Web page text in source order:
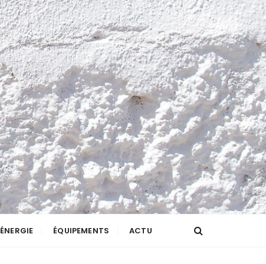
ÉNERGIE ÉQUIPEMENTS ACTU